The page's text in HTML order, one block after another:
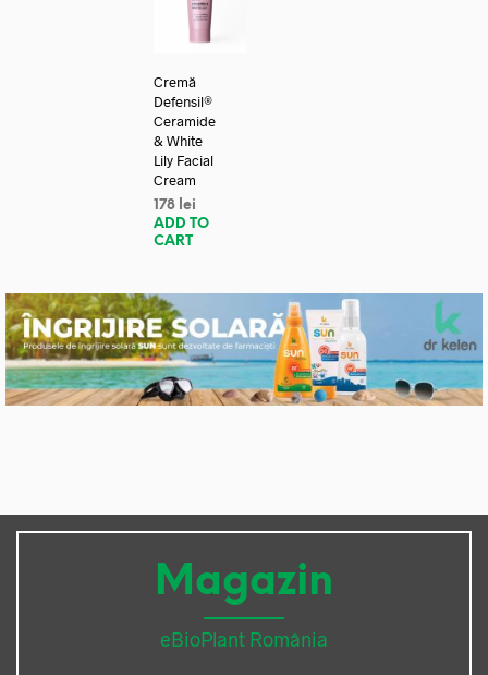
Cremă
Defensil®
Ceramide
& White
Lily Facial
Cream
178 lei
ADD TO
CART
Magazin
eBioPlant România